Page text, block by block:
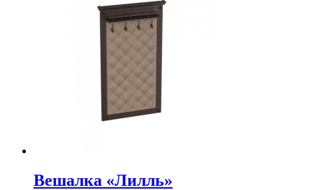
Вешалка «Лилль»